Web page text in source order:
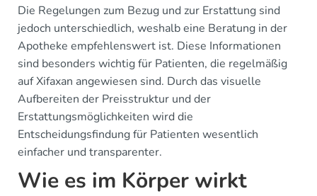
Die Regelungen zum Bezug und zur Erstattung sind
jedoch unterschiedlich, weshalb eine Beratung in der
Apotheke empfehlenswert ist. Diese Informationen
sind besonders wichtig für Patienten, die regelmäßig
auf Xifaxan angewiesen sind. Durch das visuelle
Aufbereiten der Preisstruktur und der
Erstattungsmöglichkeiten wird die
Entscheidungsfindung für Patienten wesentlich
einfacher und transparenter.
Wie es im Körper wirkt